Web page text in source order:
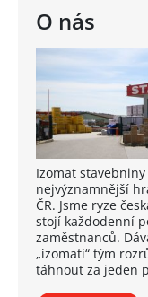
O nás
Izomat
nejvýznamnější
ČR. Jsme ryze
stojí každodenní
zaměstnanců.
„izomatí“ tým
táhnout za jeden